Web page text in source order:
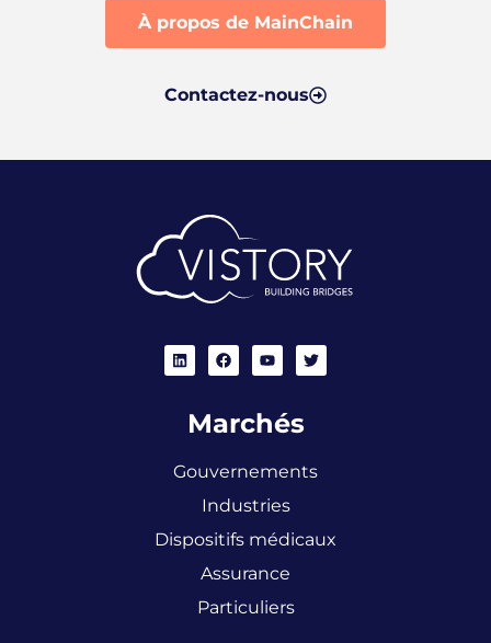
À propos de MainChain
Contactez-nous
Marchés
Gouvernements
Industries
Dispositifs médicaux
Assurance
Particuliers